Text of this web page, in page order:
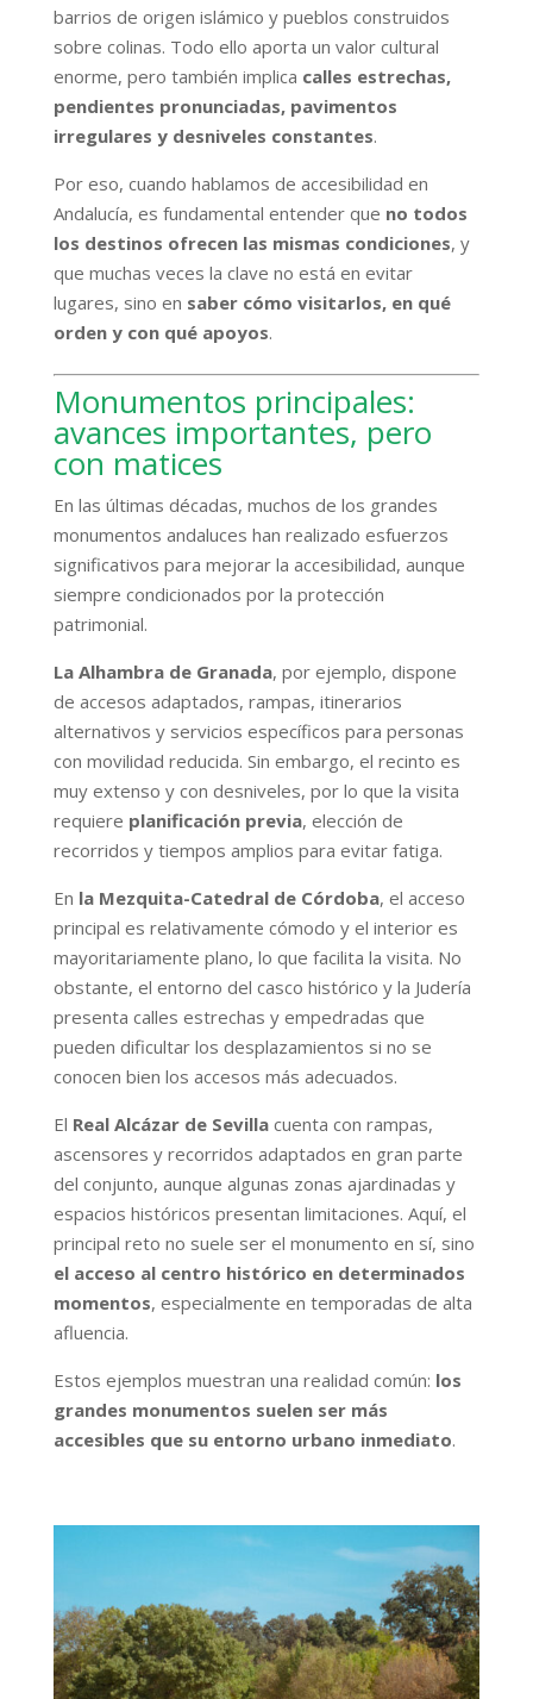
barrios de origen islámico y pueblos construidos
sobre colinas. Todo ello aporta un valor cultural
enorme, pero también implica calles estrechas,
pendientes pronunciadas, pavimentos
irregulares y desniveles constantes.
Por eso, cuando hablamos de accesibilidad en
Andalucía, es fundamental entender que no todos
los destinos ofrecen las mismas condiciones, y
que muchas veces la clave no está en evitar
lugares, sino en saber cómo visitarlos, en qué
orden y con qué apoyos.
Monumentos principales:
avances importantes, pero
con matices
En las últimas décadas, muchos de los grandes
monumentos andaluces han realizado esfuerzos
significativos para mejorar la accesibilidad, aunque
siempre condicionados por la protección
patrimonial.
La Alhambra de Granada, por ejemplo, dispone
de accesos adaptados, rampas, itinerarios
alternativos y servicios específicos para personas
con movilidad reducida. Sin embargo, el recinto es
muy extenso y con desniveles, por lo que la visita
requiere planificación previa, elección de
recorridos y tiempos amplios para evitar fatiga.
En la Mezquita-Catedral de Córdoba, el acceso
principal es relativamente cómodo y el interior es
mayoritariamente plano, lo que facilita la visita. No
obstante, el entorno del casco histórico y la Judería
presenta calles estrechas y empedradas que
pueden dificultar los desplazamientos si no se
conocen bien los accesos más adecuados.
El Real Alcázar de Sevillacuenta con rampas,
ascensores y recorridos adaptados en gran parte
del conjunto, aunque algunas zonas ajardinadas y
espacios históricos presentan limitaciones. Aquí, el
principal reto no suele ser el monumento en sí, sino
el acceso al centro histórico en determinados
momentos, especialmente en temporadas de alta
afluencia.
Estos ejemplos muestran una realidad común: los
grandes monumentos suelen ser más
accesibles que su entorno urbano inmediato.